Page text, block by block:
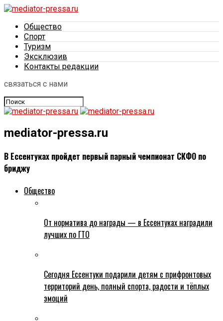
Общество
Спорт
Туризм
Эксклюзив
Контакты редакции
связаться с нами
mediator-pressa.ru
В Ессентуках пройдет первый парный чемпионат СКФО по
бриджу
Общество
От норматива до награды — в Ессентуках наградили
лучших по ГТО
Сегодня Ессентуки подарили детям с прифронтовых
территорий день, полный спорта, радости и тёплых
эмоций